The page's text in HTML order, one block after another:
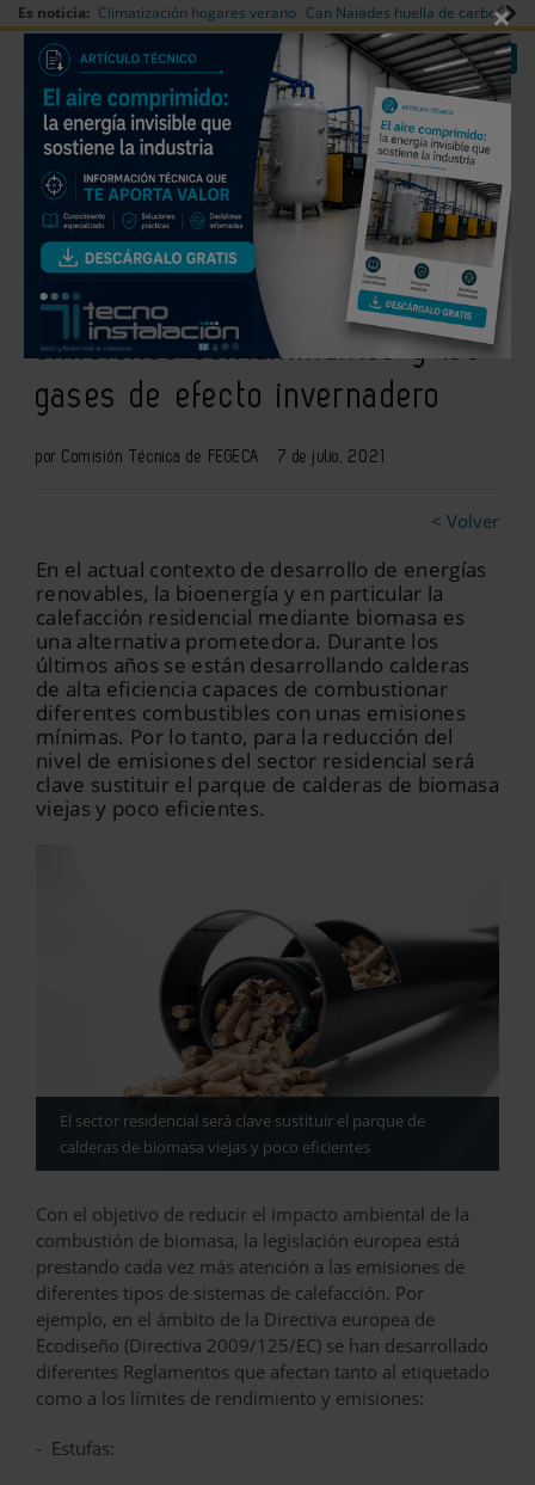
Es noticia: Climatización hogares verano Can Naiades huella de carbono
Redes Sociales Es noticia Login empresas Registro
Calderas de biomasa: solución
eficaz para reducir las
emisiones contaminantes y los
gases de efecto invernadero
por Comisión Técnica de FEGECA 7 de julio, 2021
< Volver
En el actual contexto de desarrollo de energías
renovables, la bioenergía y en particular la
calefacción residencial mediante biomasa es
una alternativa prometedora. Durante los
últimos años se están desarrollando calderas
de alta eficiencia capaces de combustionar
diferentes combustibles con unas emisiones
mínimas. Por lo tanto, para la reducción del
nivel de emisiones del sector residencial será
clave sustituir el parque de calderas de biomasa
viejas y poco eficientes.
El sector residencial será clave sustituir el parque de
calderas de biomasa viejas y poco eficientes
Con el objetivo de reducir el impacto ambiental de la
combustión de biomasa, la legislación europea está
prestando cada vez más atención a las emisiones de
diferentes tipos de sistemas de calefacción. Por
ejemplo, en el ámbito de la Directiva europea de
Ecodiseño (Directiva 2009/125/EC) se han desarrollado
diferentes Reglamentos que afectan tanto al etiquetado
como a los límites de rendimiento y emisiones:
- Estufas:
×